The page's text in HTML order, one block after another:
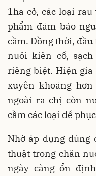
1ha cỏ, các loại
phẩm đảm bảo
cầm. Đồng thời,
nuôi kiên cố,
riêng biệt. Hiện
xuyên khoảng
ngoài ra chị còn
cầm các loại để
Nhờ áp dụng
thuật trong chăn
ngày càng ổn